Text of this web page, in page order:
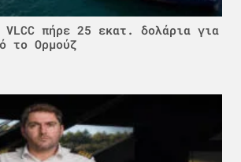
VLCC πήρε 25 εκατ. δολάρια για
το Ορμούζ